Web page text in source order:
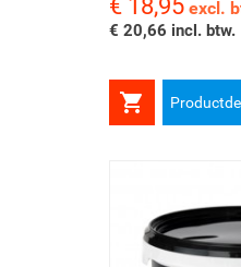
€ 18,95 excl.
€ 20,66 incl. btw.
